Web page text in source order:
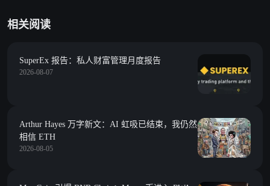
相关阅读
SuperEx 报告：私人财富管理月度报告
2026-08-07
Arthur Hayes 万字新文：AI 虹吸已结束，我仍然
相信 ETH
2026-08-05